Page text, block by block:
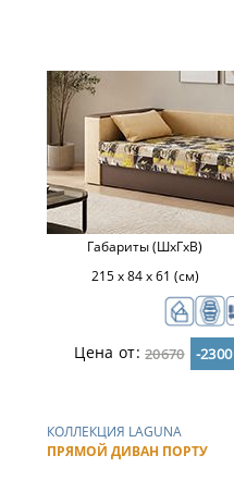
Габариты (ШхГхВ)
215 х 84 х 61 (см)
Цена от:20670 -2300
КОЛЛЕКЦИЯ LAGUNA
ПРЯМОЙ ДИВАН ПОРТУ